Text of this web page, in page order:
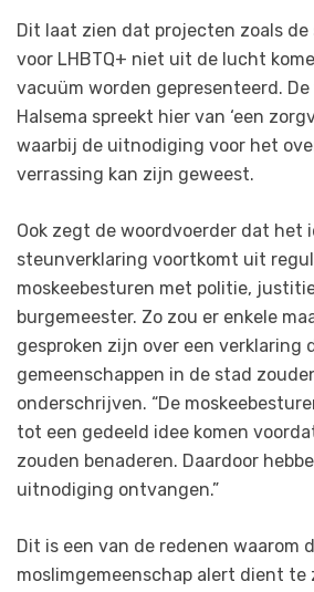
Dit laat zien dat projecten zoals
voor LHBTQ+ niet uit de lucht
vacuüm worden gepresenteerd.
Halsema spreekt hier van ‘een
waarbij de uitnodiging voor het
verrassing kan zijn geweest.
Ook zegt de woordvoerder dat het
steunverklaring voortkomt uit
moskeebesturen met politie,
burgemeester. Zo zou er enkele
gesproken zijn over een verklaring
gemeenschappen in de stad
onderschrijven. “De
tot een gedeeld idee komen
zouden benaderen. Daardoor
uitnodiging ontvangen.”
Dit is een van de redenen waarom
moslimgemeenschap alert dient te